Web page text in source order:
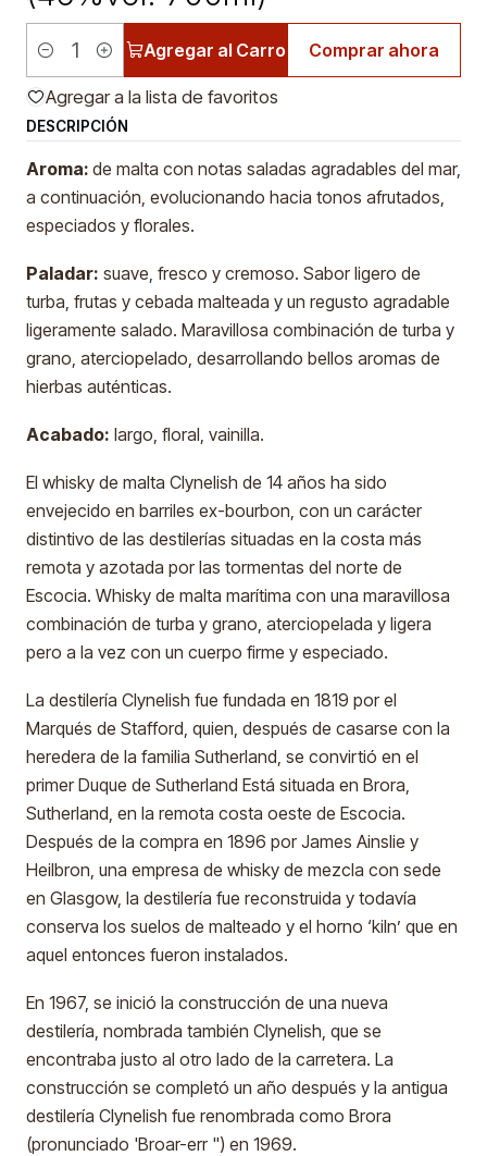
Cantidad
Agregar al Carro Comprar ahora
Agregar a la lista de favoritos
DESCRIPCIÓN
Aroma: de malta con notas saladas agradables del mar,
a continuación, evolucionando hacia tonos afrutados,
especiados y florales.
Paladar: suave, fresco y cremoso. Sabor ligero de
turba, frutas y cebada malteada y un regusto agradable
ligeramente salado. Maravillosa combinación de turba y
grano, aterciopelado, desarrollando bellos aromas de
hierbas auténticas.
Acabado: largo, floral, vainilla.
El whisky de malta Clynelish de 14 años ha sido
envejecido en barriles ex-bourbon, con un carácter
distintivo de las destilerías situadas en la costa más
remota y azotada por las tormentas del norte de
Escocia. Whisky de malta marítima con una maravillosa
combinación de turba y grano, aterciopelada y ligera
pero a la vez con un cuerpo firme y especiado.
La destilería Clynelish fue fundada en 1819 por el
Marqués de Stafford, quien, después de casarse con la
heredera de la familia Sutherland, se convirtió en el
primer Duque de Sutherland Está situada en Brora,
Sutherland, en la remota costa oeste de Escocia.
Después de la compra en 1896 por James Ainslie y
Heilbron, una empresa de whisky de mezcla con sede
en Glasgow, la destilería fue reconstruida y todavía
conserva los suelos de malteado y el horno ‘kiln’ que en
aquel entonces fueron instalados.
En 1967, se inició la construcción de una nueva
destilería, nombrada también Clynelish, que se
encontraba justo al otro lado de la carretera. La
construcción se completó un año después y la antigua
destilería Clynelish fue renombrada como Brora
(pronunciado 'Broar-err ") en 1969.